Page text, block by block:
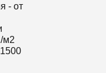
- от
м2